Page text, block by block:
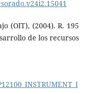
(OIT), (2004). R. 195
de los recursos